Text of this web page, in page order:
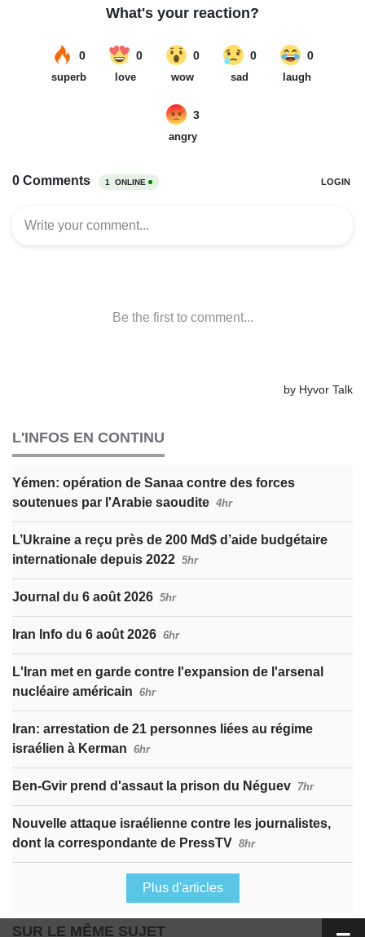
L'INFOS EN CONTINU
Yémen: opération de Sanaa contre des forces
soutenues par l'Arabie saoudite 4hr
L’Ukraine a reçu près de 200 Md$ d’aide budgétaire
internationale depuis 2022 5hr
Journal du 6 août 2026 5hr
Iran Info du 6 août 2026 6hr
L'Iran met en garde contre l'expansion de l'arsenal
nucléaire américain 6hr
Iran: arrestation de 21 personnes liées au régime
israélien à Kerman 6hr
Ben-Gvir prend d'assaut la prison du Néguev 7hr
Nouvelle attaque israélienne contre les journalistes,
dont la correspondante de PressTV 8hr
Plus d'articles
SUR LE MÊME SUJET